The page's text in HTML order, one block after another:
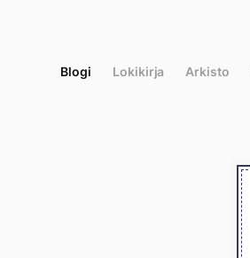
Blogi Lokikirja Arkisto